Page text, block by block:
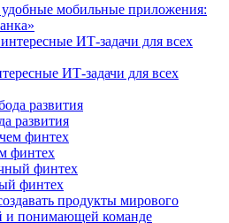
мобильные приложения:
ИТ-задачи для всех
развития
финтех
финтех